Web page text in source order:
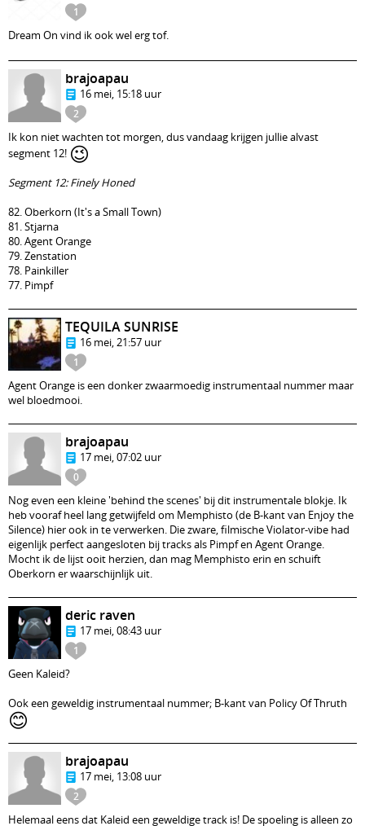
1
Dream On vind ik ook wel erg tof.
2
brajoapau
16 mei, 15:18 uur
Ik kon niet wachten tot morgen, dus vandaag krijgen jullie alvast
segment 12! 😉
Segment 12: Finely Honed
82. Oberkorn (It's a Small Town)
81. Stjarna
80. Agent Orange
79. Zenstation
78. Painkiller
77. Pimpf
1
TEQUILA SUNRISE
16 mei, 21:57 uur
Agent Orange is een donker zwaarmoedig instrumentaal nummer maar
wel bloedmooi.
0
brajoapau
17 mei, 07:02 uur
Nog even een kleine 'behind the scenes' bij dit instrumentale blokje. Ik
heb vooraf heel lang getwijfeld om Memphisto (de B-kant van Enjoy the
Silence) hier ook in te verwerken. Die zware, filmische Violator-vibe had
eigenlijk perfect aangesloten bij tracks als Pimpf en Agent Orange.
Mocht ik de lijst ooit herzien, dan mag Memphisto erin en schuift
Oberkorn er waarschijnlijk uit.
1
deric raven
17 mei, 08:43 uur
Geen Kaleid?
Ook een geweldig instrumentaal nummer; B-kant van Policy Of Thruth
😊
2
brajoapau
17 mei, 13:08 uur
Helemaal eens dat Kaleid een geweldige track is! De spoeling is alleen zo